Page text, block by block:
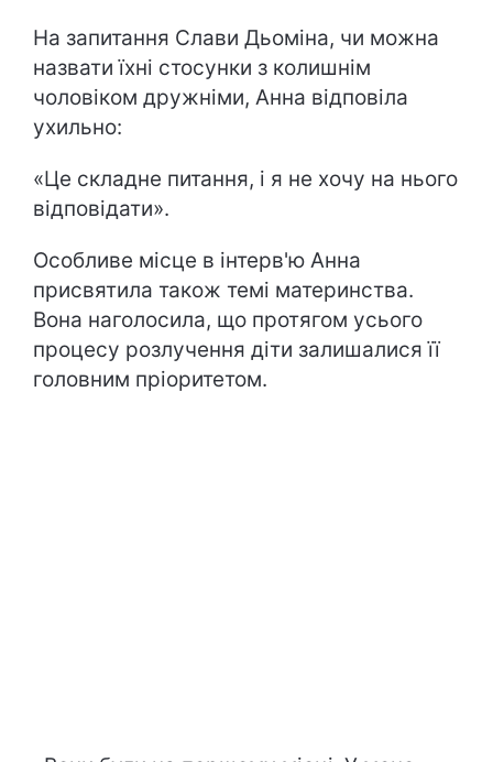
На запитання Слави Дьоміна, чи можна
назвати їхні стосунки з колишнім
чоловіком дружніми, Анна відповіла
ухильно:
«Це складне питання, і я не хочу на нього
відповідати».
Особливе місце в інтерв'ю Анна
присвятила також темі материнства.
Вона наголосила, що протягом усього
процесу розлучення діти залишалися її
головним пріоритетом.